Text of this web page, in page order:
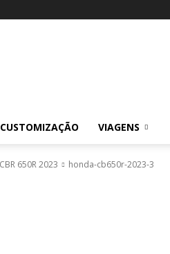
CUSTOMIZAÇÃO VIAGENS
650R 2023 honda-cb650r-2023-3